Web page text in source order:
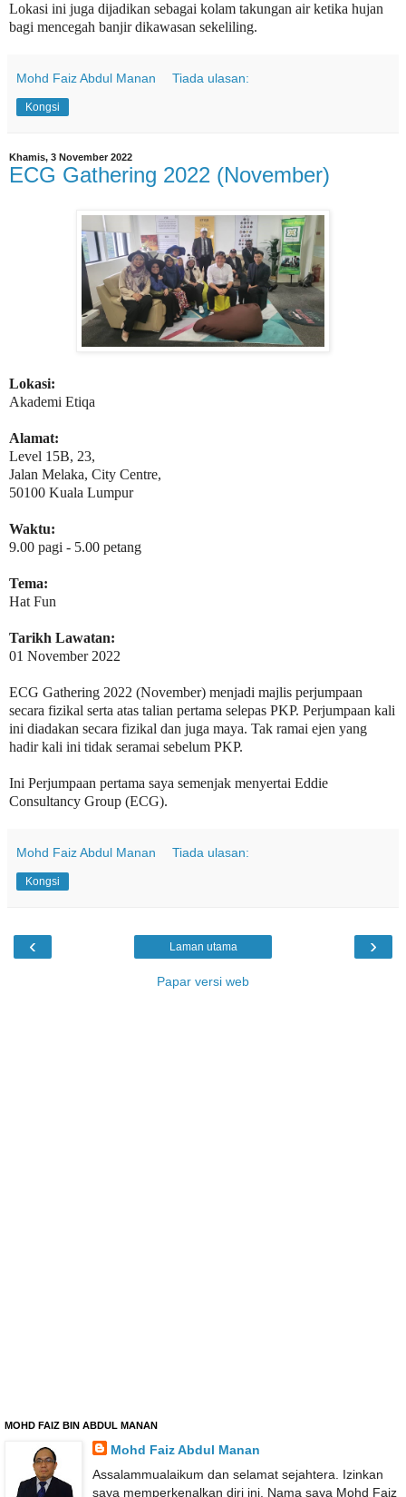
Lokasi ini juga dijadikan sebagai kolam takungan air ketika hujan
bagi mencegah banjir dikawasan sekeliling.
Mohd Faiz Abdul Manan Tiada ulasan:
Kongsi
Khamis, 3 November 2022
ECG Gathering 2022 (November)
Lokasi:
Akademi Etiqa
Alamat:
Level 15B, 23,
Jalan Melaka, City Centre,
50100 Kuala Lumpur
Waktu:
9.00 pagi - 5.00 petang
Tema:
Hat Fun
Tarikh Lawatan:
01 November 2022
ECG Gathering 2022 (November) menjadi majlis perjumpaan
secara fizikal serta atas talian pertama selepas PKP. Perjumpaan kali
ini diadakan secara fizikal dan juga maya. Tak ramai ejen yang
hadir kali ini tidak seramai sebelum PKP.
Ini Perjumpaan pertama saya semenjak menyertai Eddie
Consultancy Group (ECG).
Mohd Faiz Abdul Manan Tiada ulasan:
Kongsi
‹ ›
Laman utama
Papar versi web
MOHD FAIZ BIN ABDUL MANAN
Mohd Faiz Abdul Manan
Assalammualaikum dan selamat sejahtera. Izinkan
saya memperkenalkan diri ini. Nama saya Mohd Faiz